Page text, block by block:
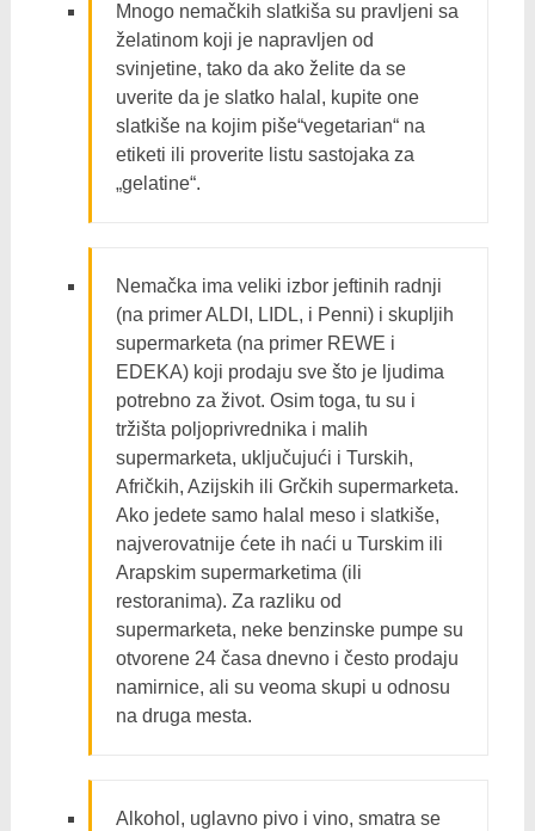
Mnogo nemačkih slatkiša su pravljeni sa
želatinom koji je napravljen od
svinjetine, tako da ako želite da se
uverite da je slatko halal, kupite one
slatkiše na kojim piše“vegetarian“ na
etiketi ili proverite listu sastojaka za
„gelatine“.
Nemačka ima veliki izbor jeftinih radnji
(na primer ALDI, LIDL, i Penni) i skupljih
supermarketa (na primer REWE i
EDEKA) koji prodaju sve što je ljudima
potrebno za život. Osim toga, tu su i
tržišta poljoprivrednika i malih
supermarketa, uključujući i Turskih,
Afričkih, Azijskih ili Grčkih supermarketa.
Ako jedete samo halal meso i slatkiše,
najverovatnije ćete ih naći u Turskim ili
Arapskim supermarketima (ili
restoranima). Za razliku od
supermarketa, neke benzinske pumpe su
otvorene 24 časa dnevno i često prodaju
namirnice, ali su veoma skupi u odnosu
na druga mesta.
Alkohol, uglavno pivo i vino, smatra se